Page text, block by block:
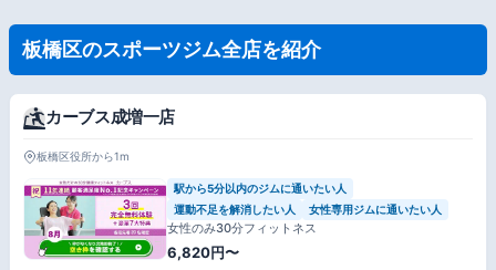
板橋区のスポーツジム全店を紹介
カーブス成増一店
板橋区役所から1m
駅から5分以内のジムに通いたい人
運動不足を解消したい人
女性専用ジムに通いたい人
女性のみ30分フィットネス
6,820円〜